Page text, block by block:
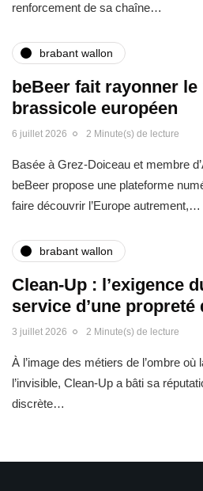
renforcement de sa chaîne…
brabant wallon
beBeer fait rayonner
brassicole européen
6 juillet 2026 2 Minute(s) de lecture
Basée à Grez-Doiceau et membre
beBeer propose une plateforme
faire découvrir l’Europe autrement,…
brabant wallon
Clean-Up : l’exigence
service d’une propreté
3 juillet 2026 2 Minute(s) de lecture
À l’image des métiers de l’ombre où
l’invisible, Clean-Up a bâti sa
discrète…